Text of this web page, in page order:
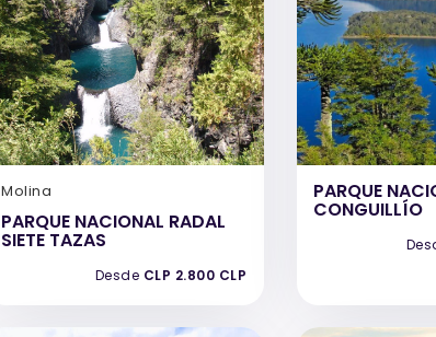
Molina
PARQUE NACIONAL RADAL
SIETE TAZAS
Desde CLP 2.800 CLP
PARQUE
CONGUILLÍO